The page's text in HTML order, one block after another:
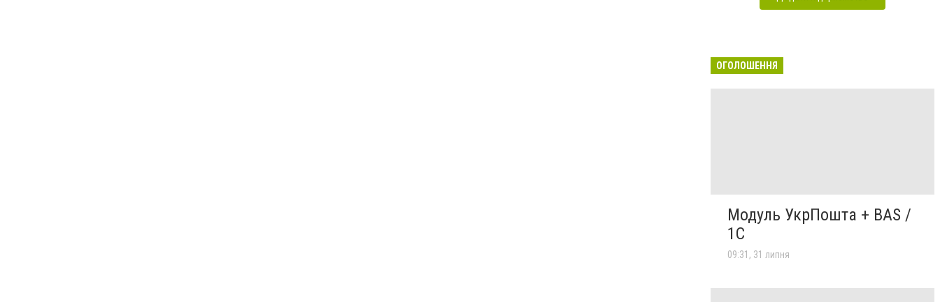
ОГОЛОШЕННЯ
Модуль УкрПошта + BAS /
1C
09:31, 31 липня